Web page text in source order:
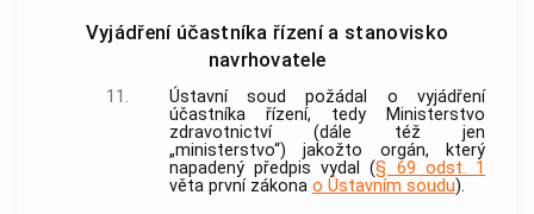
Vyjádření účastníka řízení a stanovisko
navrhovatele
11. Ústavní soud
požádal o vyjádření
účastníka řízení, tedy Ministerstvo
zdravotnictví (dále též jen
„ministerstvo“) jakožto orgán, který
napadený předpis vydal (§ 69 odst. 1
věta první zákona o Ústavním soudu).